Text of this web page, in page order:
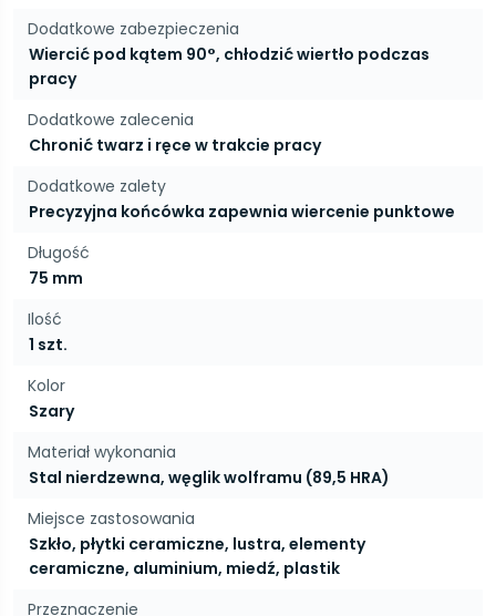
Dodatkowe zabezpieczenia
Wiercić pod kątem 90°, chłodzić wiertło podczas
pracy
Dodatkowe zalecenia
Chronić twarz i ręce w trakcie pracy
Dodatkowe zalety
Precyzyjna końcówka zapewnia wiercenie punktowe
Długość
75 mm
Ilość
1 szt.
Kolor
Szary
Materiał wykonania
Stal nierdzewna, węglik wolframu (89,5 HRA)
Miejsce zastosowania
Szkło, płytki ceramiczne, lustra, elementy
ceramiczne, aluminium, miedź, plastik
Przeznaczenie